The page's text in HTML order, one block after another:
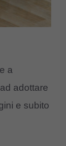
a
adottare
e subito